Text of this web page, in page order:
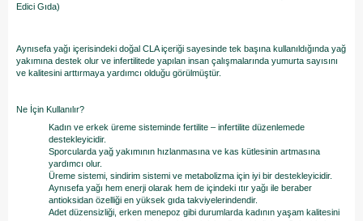
Edici Gıda)
Aynısefa yağı içerisindeki doğal CLA içeriği sayesinde tek başına kullanıldığında yağ
yakımına destek olur ve infertilitede yapılan insan çalışmalarında yumurta sayısını
ve kalitesini arttırmaya yardımcı olduğu görülmüştür.
Ne İçin Kullanılır?
Kadın ve erkek üreme sisteminde fertilite – infertilite düzenlemede
destekleyicidir.
Sporcularda yağ yakımının hızlanmasına ve kas kütlesinin artmasına
yardımcı olur.
Üreme sistemi, sindirim sistemi ve metabolizma için iyi bir destekleyicidir.
Aynısefa yağı hem enerji olarak hem de içindeki ıtır yağı ile beraber
antioksidan özelliği en yüksek gıda takviyelerindendir.
Adet düzensizliği, erken menepoz gibi durumlarda kadının yaşam kalitesini